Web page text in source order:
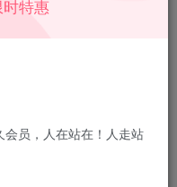
网络文件管理器，被誉
特惠
员，人在站在！人走站